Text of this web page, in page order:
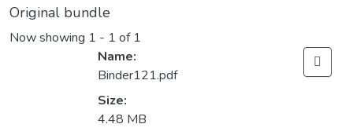
Original bundle
Now showing 1 - 1 of 1
Name:
Binder121.pdf
Size:
4.48 MB